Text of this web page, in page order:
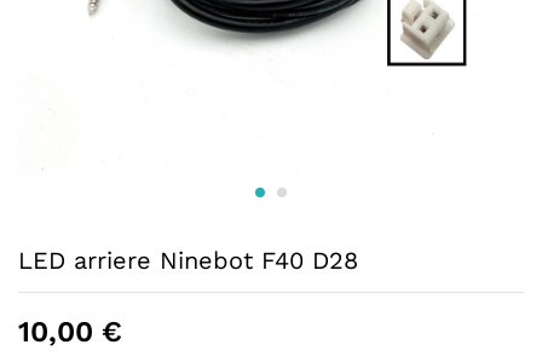
LED arriere Ninebot F40 D28
10,00 €